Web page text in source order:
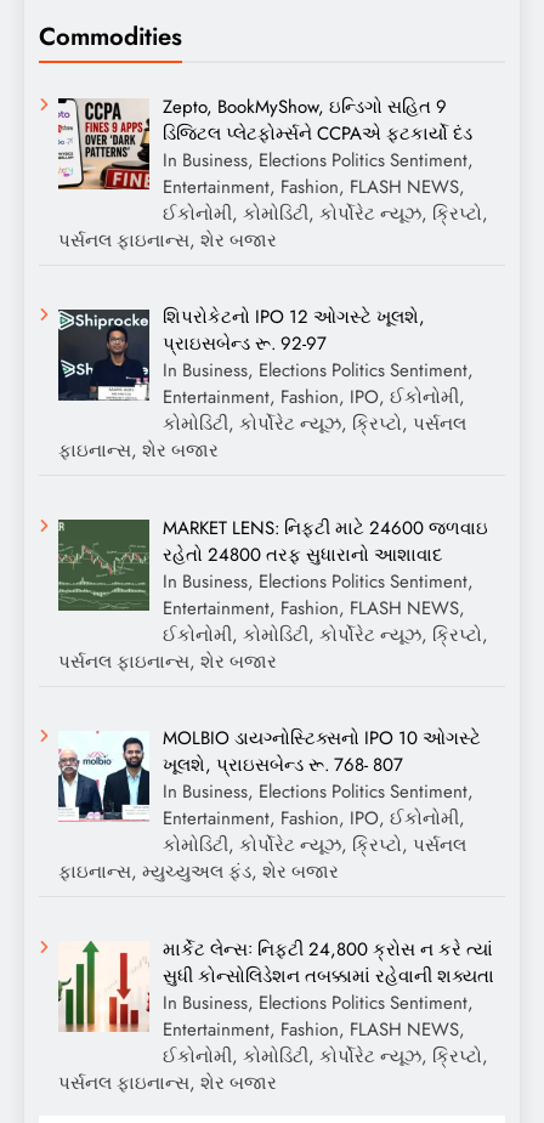
Commodities
Zepto, BookMyShow, ઇન્ડિગો સહિત 9
ડિજિટલ પ્લેટફોર્મ્સને CCPAએ ફટકાર્યો દંડ
In Business, Elections Politics Sentiment,
Entertainment, Fashion, FLASH NEWS,
ઈકોનોમી, કોમોડિટી, કોર્પોરેટ ન્યૂઝ, ક્રિપ્ટો,
પર્સનલ ફાઇનાન્સ, શેર બજાર
શિપરોકેટનો IPO 12 ઓગસ્ટે ખૂલશે,
પ્રાઇસબેન્ડ રૂ. 92-97
In Business, Elections Politics Sentiment,
Entertainment, Fashion, IPO, ઈકોનોમી,
કોમોડિટી, કોર્પોરેટ ન્યૂઝ, ક્રિપ્ટો, પર્સનલ
ફાઇનાન્સ, શેર બજાર
MARKET LENS: નિફ્ટી માટે 24600 જળવાઇ
રહેતો 24800 તરફ સુધારાનો આશાવાદ
In Business, Elections Politics Sentiment,
Entertainment, Fashion, FLASH NEWS,
ઈકોનોમી, કોમોડિટી, કોર્પોરેટ ન્યૂઝ, ક્રિપ્ટો,
પર્સનલ ફાઇનાન્સ, શેર બજાર
MOLBIO ડાયગ્નોસ્ટિક્સનો IPO 10 ઓગસ્ટે
ખૂલશે, પ્રાઇસબેન્ડ રૂ. 768- 807
In Business, Elections Politics Sentiment,
Entertainment, Fashion, IPO, ઈકોનોમી,
કોમોડિટી, કોર્પોરેટ ન્યૂઝ, ક્રિપ્ટો, પર્સનલ
ફાઇનાન્સ, મ્યુચ્યુઅલ ફંડ, શેર બજાર
માર્કેટ લેન્સઃ નિફ્ટી 24,800 ક્રોસ ન કરે ત્યાં
સુધી કોન્સોલિડેશન તબક્કામાં રહેવાની શક્યતા
In Business, Elections Politics Sentiment,
Entertainment, Fashion, FLASH NEWS,
ઈકોનોમી, કોમોડિટી, કોર્પોરેટ ન્યૂઝ, ક્રિપ્ટો,
પર્સનલ ફાઇનાન્સ, શેર બજાર